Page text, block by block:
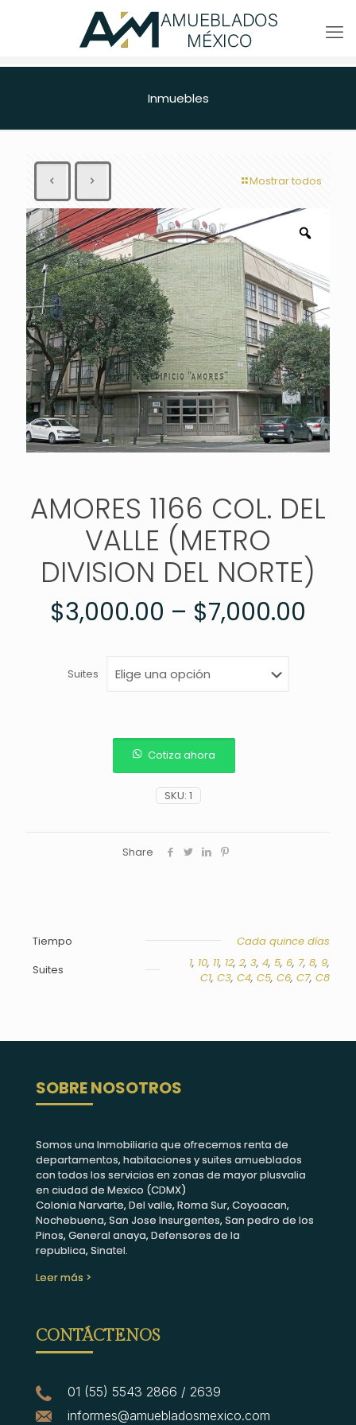
Inmuebles
Mostrar todos
AMORES 1166 COL. DEL
VALLE (METRO
DIVISION DEL NORTE)
$3,000.00 – $7,000.00
Suites
Cotiza ahora
SKU: 1
Share
Tiempo
Cada quince días
Suites
1, 10, 11, 12, 2, 3, 4, 5, 6, 7, 8, 9,
C1, C3, C4, C5, C6, C7, C8
SOBRE NOSOTROS
Somos una Inmobiliaria que ofrecemos renta de
departamentos, habitaciones y suites amueblados
con todos los servicios en zonas de mayor plusvalia
en ciudad de Mexico (CDMX)
Colonia Narvarte, Del valle, Roma Sur, Coyoacan,
Nochebuena, San Jose Insurgentes, San pedro de los
Pinos, General anaya, Defensores de la
republica, Sinatel.
Leer más >
CONTÁCTENOS
01 (55) 5543 2866 / 2639
informes@amuebladosmexico.com